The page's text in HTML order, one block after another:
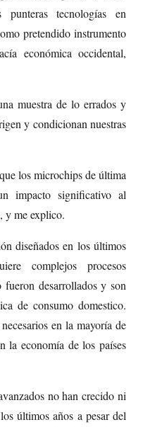
tecnologías en
pretendido instrumento
económica occidental,
muestra de lo errados y
y condicionan nuestras
los microchips de última
impacto significativo al
y me explico.
diseñados en los últimos
complejos procesos
desarrollados y son
de consumo domestico.
en la mayoría de
la economía de los países
no han crecido ni
últimos años a pesar del